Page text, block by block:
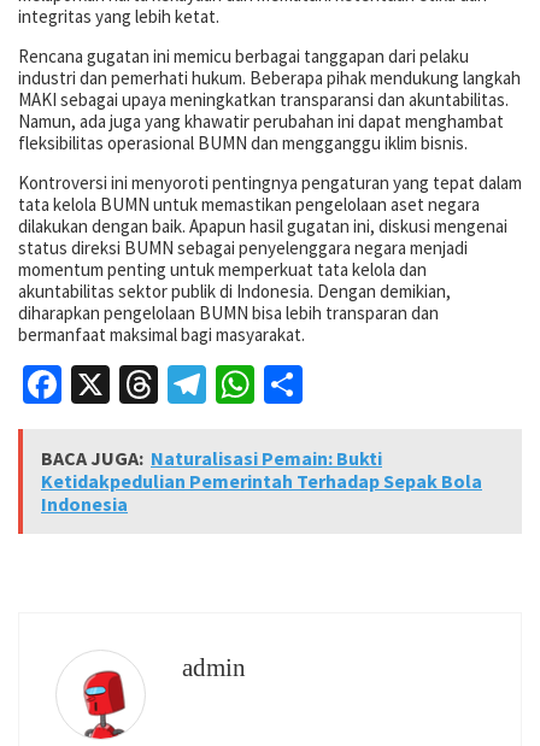
integritas yang lebih ketat.
Rencana gugatan ini memicu berbagai tanggapan dari pelaku
industri dan pemerhati hukum. Beberapa pihak mendukung langkah
MAKI sebagai upaya meningkatkan transparansi dan akuntabilitas.
Namun, ada juga yang khawatir perubahan ini dapat menghambat
fleksibilitas operasional BUMN dan mengganggu iklim bisnis.
Kontroversi ini menyoroti pentingnya pengaturan yang tepat dalam
tata kelola BUMN untuk memastikan pengelolaan aset negara
dilakukan dengan baik. Apapun hasil gugatan ini, diskusi mengenai
status direksi BUMN sebagai penyelenggara negara menjadi
momentum penting untuk memperkuat tata kelola dan
akuntabilitas sektor publik di Indonesia. Dengan demikian,
diharapkan pengelolaan BUMN bisa lebih transparan dan
bermanfaat maksimal bagi masyarakat.
Facebook
X Threads
Telegram
WhatsApp
BACA JUGA: Naturalisasi Pemain: Bukti
Ketidakpedulian Pemerintah Terhadap Sepak Bola
Indonesia
admin